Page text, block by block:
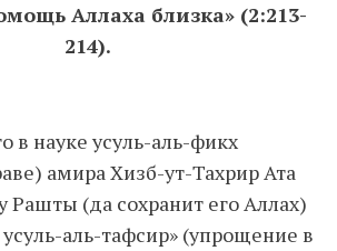
Аллаха близка» (2:213-
214).
в науке усуль-аль-фикх
амира Хизб-ут-Тахрир Ата
Рашты (да сохранит его Аллах)
аль-тафсир» (упрощение в